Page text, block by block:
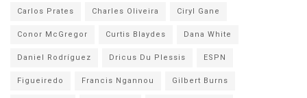
Carlos Prates Charles Oliveira Ciryl Gane
Conor McGregor Curtis Blaydes Dana White
Daniel Rodríguez Dricus Du Plessis ESPN
Figueiredo Francis Ngannou Gilbert Burns